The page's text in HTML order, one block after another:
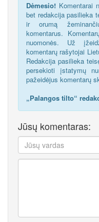
Dėmesio! Komentarai
bet redakcija pasilieka
ir orumą
komentarus.
nuomonės. Už
komentarų rašytojai
Redakcija pasilieka
persekioti įstatymų
pažeidėjus komentarų
„Palangos tilto“
Jūsų komentaras: